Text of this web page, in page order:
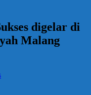
digelar di
Malang